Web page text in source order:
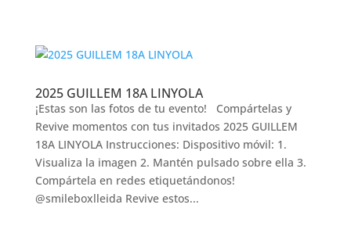
2025 GUILLEM 18A LINYOLA
¡Estas son las fotos de tu evento! Compártelas y
Revive momentos con tus invitados 2025 GUILLEM
18A LINYOLA Instrucciones: Dispositivo móvil: 1.
Visualiza la imagen 2. Mantén pulsado sobre ella 3.
Compártela en redes etiquetándonos!
@smileboxlleida Revive estos...